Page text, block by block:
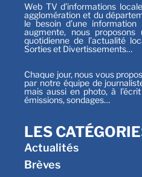
Web TV d’informations
agglomération et du
le besoin d’une
augmente, nous
quotidienne de l’actualité
Sorties et Divertissements…
Chaque jour, nous vous
par notre équipe de
mais aussi en photo, à
émissions, sondages…
LES
Actualités
Brèves